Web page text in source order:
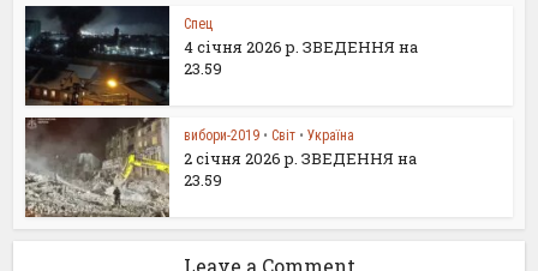
Спец
4 січня 2026 р. ЗВЕДЕННЯ на
23.59
вибори-2019 • Світ • Україна
2 січня 2026 р. ЗВЕДЕННЯ на
23.59
Leave a Comment